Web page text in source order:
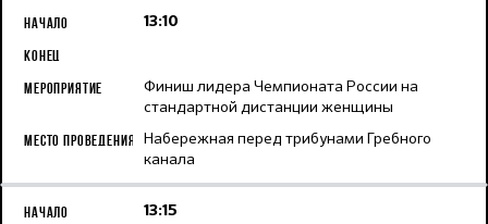
13:10
Финиш лидера Чемпионата России на
стандартной дистанции женщины
Набережная перед трибунами Гребного
канала
13:15